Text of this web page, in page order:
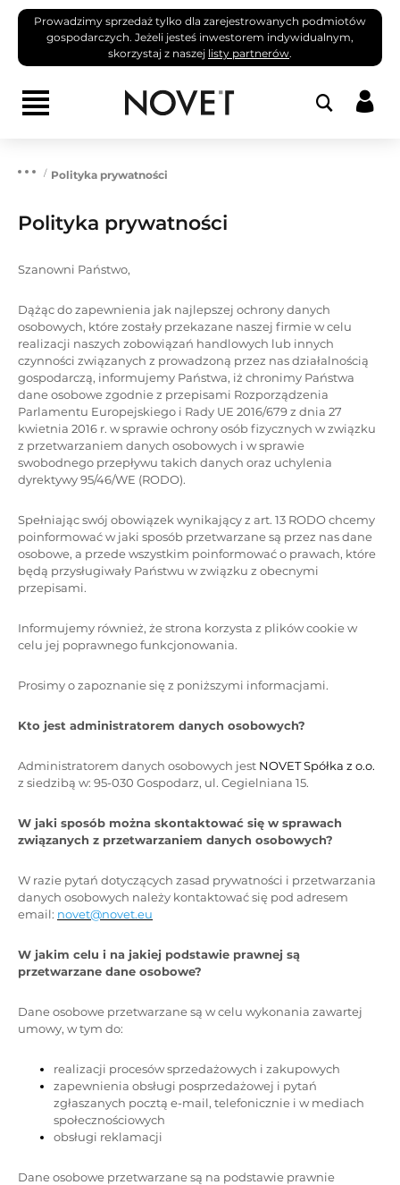
Prowadzimy sprzedaż tylko dla zarejestrowanych podmiotów
gospodarczych. Jeżeli jesteś inwestorem indywidualnym,
skorzystaj z naszej listy partnerów.
Polityka prywatności
Polityka prywatności
Szanowni Państwo,
Dążąc do zapewnienia jak najlepszej ochrony danych
osobowych, które zostały przekazane naszej firmie w celu
realizacji naszych zobowiązań handlowych lub innych
czynności związanych z prowadzoną przez nas działalnością
gospodarczą, informujemy Państwa, iż chronimy Państwa
dane osobowe zgodnie z przepisami Rozporządzenia
Parlamentu Europejskiego i Rady UE 2016/679 z dnia 27
kwietnia 2016 r. w sprawie ochrony osób fizycznych w związku
z przetwarzaniem danych osobowych i w sprawie
swobodnego przepływu takich danych oraz uchylenia
dyrektywy 95/46/WE (RODO).
Spełniając swój obowiązek wynikający z art. 13 RODO chcemy
poinformować w jaki sposób przetwarzane są przez nas dane
osobowe, a przede wszystkim poinformować o prawach, które
będą przysługiwały Państwu w związku z obecnymi
przepisami.
Informujemy również, że strona korzysta z plików cookie w
celu jej poprawnego funkcjonowania.
Prosimy o zapoznanie się z poniższymi informacjami.
Kto jest administratorem danych osobowych?
Administratorem danych osobowych jest NOVET Spółka z o.o.
z siedzibą w: 95-030 Gospodarz, ul. Cegielniana 15.
W jaki sposób można skontaktować się w sprawach
związanych z przetwarzaniem danych osobowych?
W razie pytań dotyczących zasad prywatności i przetwarzania
danych osobowych należy kontaktować się pod adresem
email: novet@novet.eu
W jakim celu i na jakiej podstawie prawnej są
przetwarzane dane osobowe?
Dane osobowe przetwarzane są w celu wykonania zawartej
umowy, w tym do:
realizacji procesów sprzedażowych i zakupowych
zapewnienia obsługi posprzedażowej i pytań
zgłaszanych pocztą e-mail, telefonicznie i w mediach
społecznościowych
obsługi reklamacji
Dane osobowe przetwarzane są na podstawie prawnie